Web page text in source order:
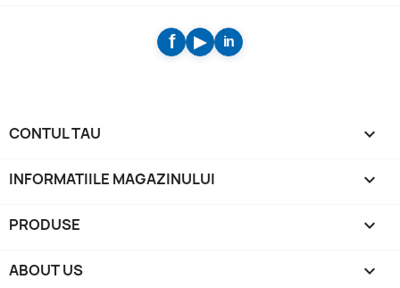
CONTUL TAU 
INFORMATIILE MAGAZINULUI keyboard_arrow_down
PRODUSE 
ABOUT US 